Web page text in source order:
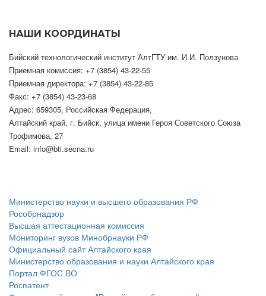
НАШИ КООРДИНАТЫ
Бийский технологический институт АлтГТУ им. И.И. Ползунова
Приемная комиссия: +7 (3854) 43-22-55
Приемная директора: +7 (3854) 43-22-85
Факс: +7 (3854) 43-23-68
Адрес: 659305, Российская Федерация,
Алтайский край, г. Бийск, улица имени Героя Советского Союза
Трофимова, 27
Email: info@bti.secna.ru
Министерство науки и высшего образования РФ
Рособрнадзор
Высшая аттестационная комиссия
Мониторинг вузов Минобрнауки РФ
Официальный сайт Алтайского края
Министерство образования и науки Алтайского края
Портал ФГОС ВО
Роспатент